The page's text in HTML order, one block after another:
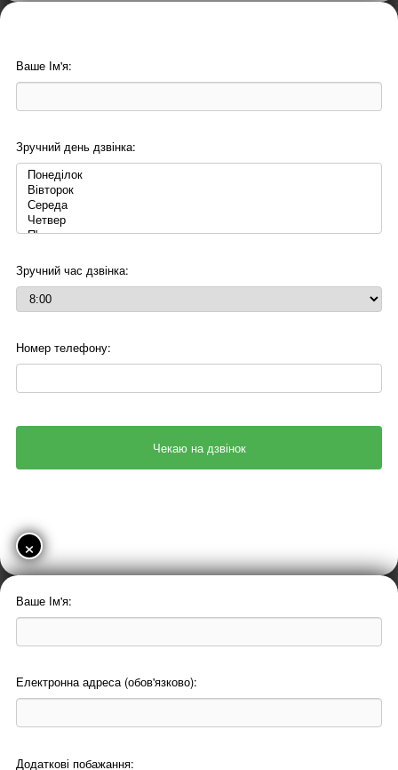
Ваше Ім'я:
Зручний день дзвінка:
Зручний час дзвінка:
Номер телефону:
×
Ваше Ім'я:
Електронна адреса (обов'язково):
Додаткові побажання: